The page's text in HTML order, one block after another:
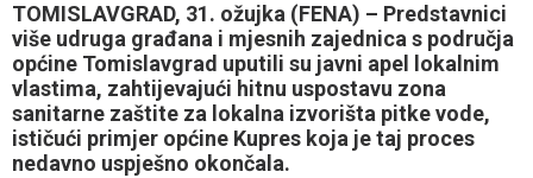
TOMISLAVGRAD, 31. ožujka (FENA) – Predstavnici
više udruga građana i mjesnih zajednica s područja
općine Tomislavgrad uputili su javni apel lokalnim
vlastima, zahtijevajući hitnu uspostavu zona
sanitarne zaštite za lokalna izvorišta pitke vode,
ističući primjer općine Kupres koja je taj proces
nedavno uspješno okončala.